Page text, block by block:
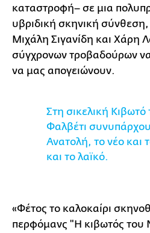
καταστροφή– σε μια
υβριδική σκηνική σύνθεση,
Μιχάλη Σιγανίδη και Χάρη
σύγχρονων τροβαδούρων
να μας απογειώνουν.
Στη σικελική
Φαλβέτι
Ανατολή, το νέο και
και το λαϊκό.
«Φέτος το καλοκαίρι
περφόμανς "Η κιβωτός